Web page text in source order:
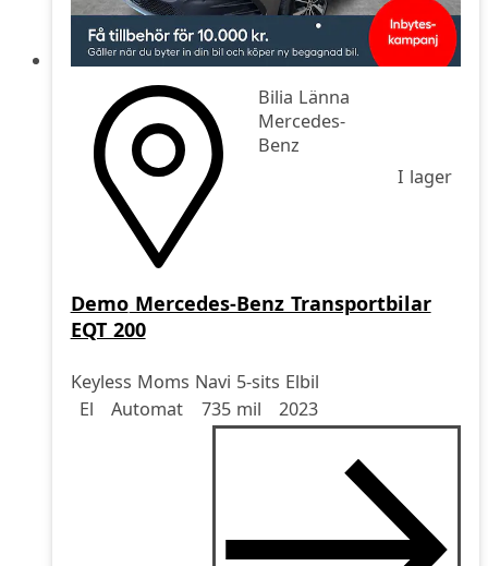
Bilia Länna
Mercedes-
Benz
I lager
Demo Mercedes-Benz Transportbilar
EQT 200
Keyless Moms Navi 5-sits Elbil
Drivmedel
El
Drivmedel
Automat
Miltal 735 mil
årsmodell 2023